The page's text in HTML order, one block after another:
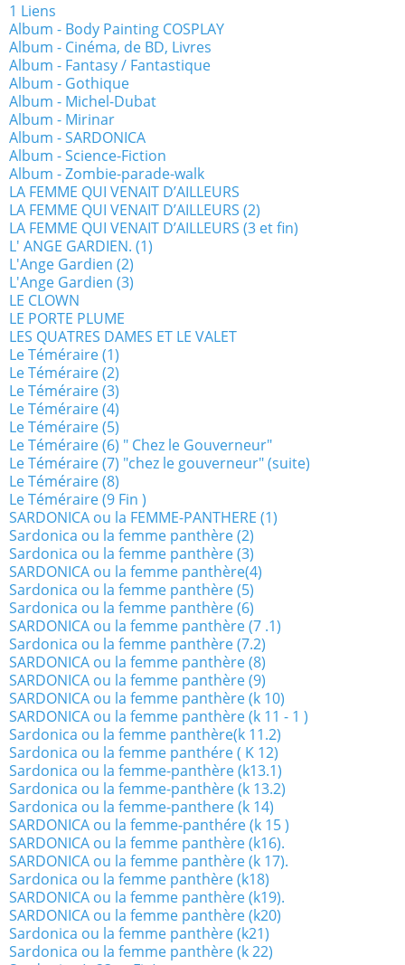
1 Liens
Album - Body Painting COSPLAY
Album - Cinéma, de BD, Livres
Album - Fantasy / Fantastique
Album - Gothique
Album - Michel-Dubat
Album - Mirinar
Album - SARDONICA
Album - Science-Fiction
Album - Zombie-parade-walk
LA FEMME QUI VENAIT D’AILLEURS
LA FEMME QUI VENAIT D’AILLEURS (2)
LA FEMME QUI VENAIT D’AILLEURS (3 et fin)
L' ANGE GARDIEN. (1)
L'Ange Gardien (2)
L'Ange Gardien (3)
LE CLOWN
LE PORTE PLUME
LES QUATRES DAMES ET LE VALET
Le Téméraire (1)
Le Téméraire (2)
Le Téméraire (3)
Le Téméraire (4)
Le Téméraire (5)
Le Téméraire (6) " Chez le Gouverneur"
Le Téméraire (7) "chez le gouverneur" (suite)
Le Téméraire (8)
Le Téméraire (9 Fin )
SARDONICA ou la FEMME-PANTHERE (1)
Sardonica ou la femme panthère (2)
Sardonica ou la femme panthère (3)
SARDONICA ou la femme panthère(4)
Sardonica ou la femme panthère (5)
Sardonica ou la femme panthère (6)
SARDONICA ou la femme panthère (7 .1)
Sardonica ou la femme panthère (7.2)
SARDONICA ou la femme panthère (8)
SARDONICA ou la femme panthère (9)
SARDONICA ou la femme panthère (k 10)
SARDONICA ou la femme panthère (k 11 - 1 )
Sardonica ou la femme panthère(k 11.2)
Sardonica ou la femme panthére ( K 12)
Sardonica ou la femme-panthère (k13.1)
Sardonica ou la femme-panthère (k 13.2)
Sardonica ou la femme-panthere (k 14)
SARDONICA ou la femme-panthére (k 15 )
SARDONICA ou la femme panthère (k16).
SARDONICA ou la femme panthère (k 17).
Sardonica ou la femme panthère (k18)
SARDONICA ou la femme panthère (k19).
SARDONICA ou la femme panthère (k20)
Sardonica ou la femme panthère (k21)
Sardonica ou la femme panthère (k 22)